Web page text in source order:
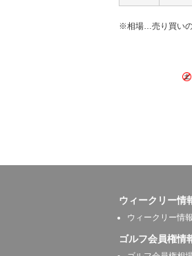
※相場…売り買いの
ウィークリー情
ウィークリー情報
ゴルフ会員権情